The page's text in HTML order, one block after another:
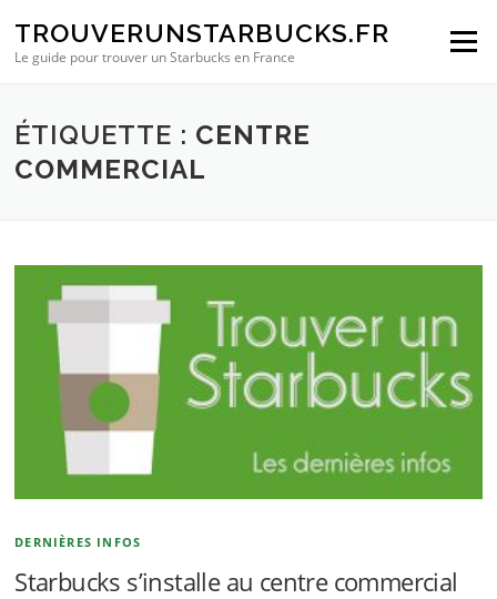
TROUVERUNSTARBUCKS.FR
Le guide pour trouver un Starbucks en France
Menu
ÉTIQUETTE : CENTRE
COMMERCIAL
DERNIÈRES INFOS
Starbucks s’installe au centre commercial